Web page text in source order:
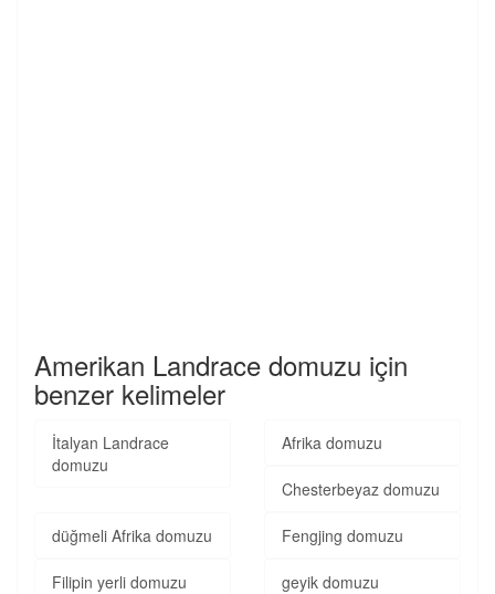
Amerikan Landrace domuzu için
benzer kelimeler
İtalyan Landrace
domuzu
Afrika domuzu
Chesterbeyaz domuzu
düğmeli Afrika domuzu Fengjing domuzu
Filipin yerli domuzu geyik domuzu